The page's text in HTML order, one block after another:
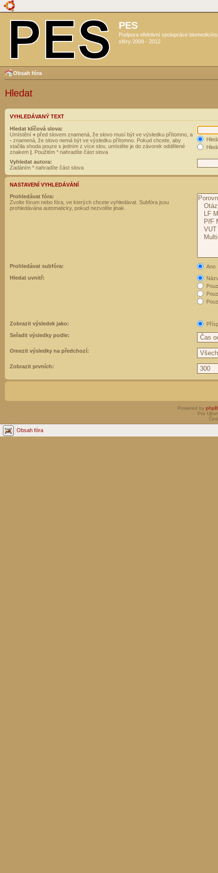
PES
Podpora efektivní spolupráce
sféry 2009 - 2012
Obsah fóra
Hledat
VYHLEDÁVANÝ TEXT
Hledat klíčová slova:
Umístění + před slovem znamená, že slovo musí být ve výsledku přítomno, a
- znamená, že slovo nemá být ve výsledku přítomno. Pokud chcete, aby
stačila shoda pouze s jedním z více slov, umístěte je do závorek oddělené
znakem | . Použitím * nahradíte část slova
Vyhledat autora:
Zadáním * nahradíte část slova
NASTAVENÍ VYHLEDÁVÁNÍ
Prohledávat fóra:
Zvolte fórum nebo fóra, ve kterých chcete vyhledávat. Subfóra jsou
prohledávána automaticky, pokud nezvolíte jinak.
Prohledávat subfóra:
Ano
Hledat uvnitř:
Zobrazit výsledek jako:
Seřadit výsledky podle:
Omezit výsledky na předchozí:
Zobrazit prvních:
Powered by
Pro
Obsah fóra